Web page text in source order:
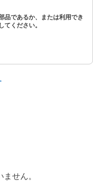
品であるか、または利用でき
てください。
せん。